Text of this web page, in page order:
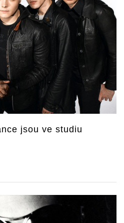
jsou ve studiu